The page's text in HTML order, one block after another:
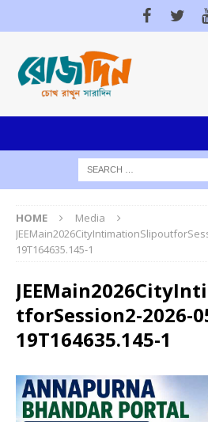
HOME
Media
19T164635.145-1
tforSession2-2026-
19T164635.145-1